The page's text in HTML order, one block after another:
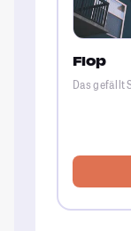
Flop
Das gefällt